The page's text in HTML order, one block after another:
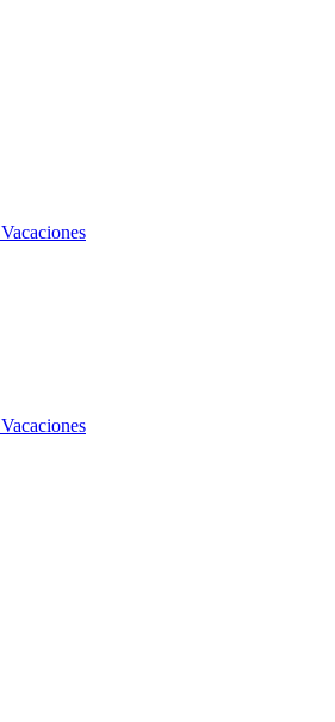
Vacaciones
Vacaciones